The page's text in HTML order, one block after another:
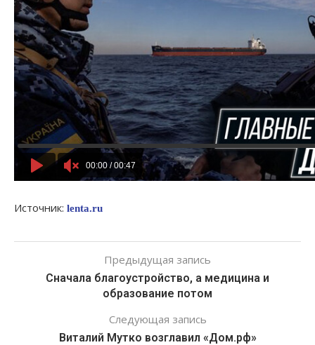
Источник: lenta.ru
Предыдущая запись
Сначала благоустройство, а медицина и
образование потом
Следующая запись
Виталий Мутко возглавил «Дом.рф»